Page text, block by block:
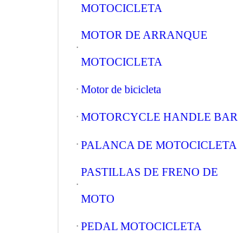
MOTOCICLETA
MOTOR DE ARRANQUE
MOTOCICLETA
Motor de bicicleta
MOTORCYCLE HANDLE BAR
PALANCA DE MOTOCICLETA
PASTILLAS DE FRENO DE
MOTO
PEDAL MOTOCICLETA